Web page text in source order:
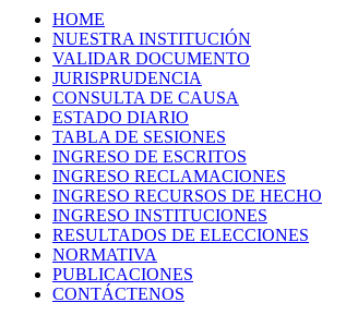
HOME
NUESTRA INSTITUCIÓN
VALIDAR DOCUMENTO
JURISPRUDENCIA
CONSULTA DE CAUSA
ESTADO DIARIO
TABLA DE SESIONES
INGRESO DE ESCRITOS
INGRESO RECLAMACIONES
INGRESO RECURSOS DE HECHO
INGRESO INSTITUCIONES
RESULTADOS DE ELECCIONES
NORMATIVA
PUBLICACIONES
CONTÁCTENOS